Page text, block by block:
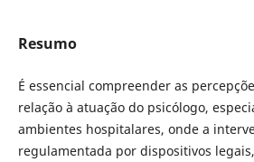
Resumo
É essencial compreender as
relação à atuação do psicólogo,
ambientes hospitalares, onde a
regulamentada por dispositivos